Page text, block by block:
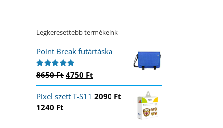
Legkeresettebb termékeink
Point Break futártáska
Értékelés:
8650Ft Original
price
was:
4750 Ft
price
is:
Pixel szett T-S11 2090Ft
Original
1240 Ft